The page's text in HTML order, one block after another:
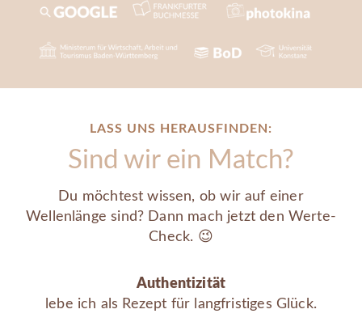
LASS UNS HERAUSFINDEN:
Sind wir ein Match?
Du möchtest wissen, ob wir auf einer
Wellenlänge sind? Dann mach jetzt den Werte-
Check. 😉
Authentizität
lebe ich als Rezept für langfristiges Glück.